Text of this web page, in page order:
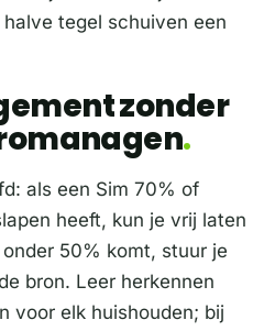
tegel schuiven een
zonder
als een Sim 70% of
heeft, kun je vrij laten
50% komt, stuur je
bron. Leer herkennen
voor elk huishouden; bij